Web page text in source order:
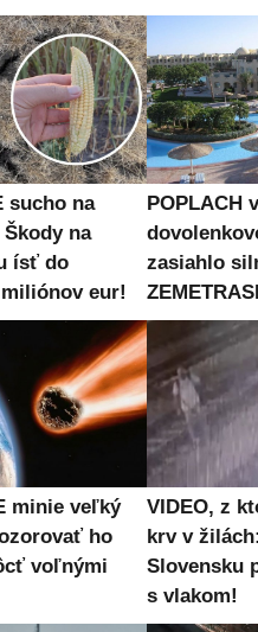
sucho na
na
ísť do
miliónov eur!
POPLACH v
zasiahlo
minie veľký
ho
voľnými
VIDEO, z
krv v
Slovensku
s vlakom!